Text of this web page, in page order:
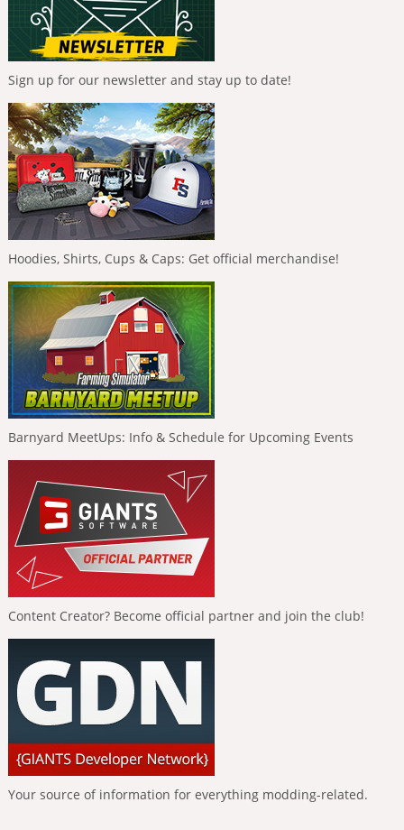
Sign up for our newsletter and stay up to date!
Hoodies, Shirts, Cups & Caps: Get official merchandise!
Barnyard MeetUps: Info & Schedule for Upcoming Events
Content Creator? Become official partner and join the club!
Your source of information for everything modding-related.